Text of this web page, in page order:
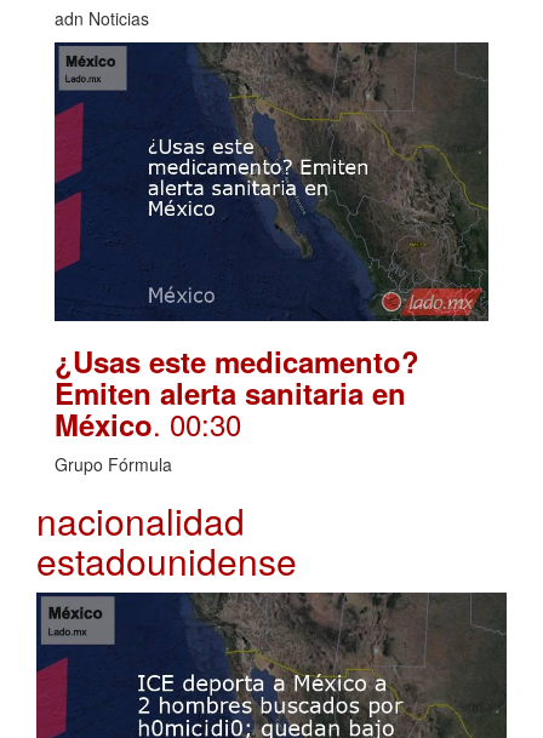
adn Noticias
¿Usas este medicamento?
Emiten alerta sanitaria en
México. 00:30
Grupo Fórmula
nacionalidad
estadounidense